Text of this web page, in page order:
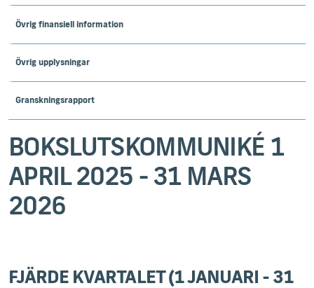
Övrig finansiell information
Övrig upplysningar
Granskningsrapport
BOKSLUTSKOMMUNIKÉ 1
APRIL 2025 - 31 MARS
2026
FJÄRDE KVARTALET (1 JANUARI - 31